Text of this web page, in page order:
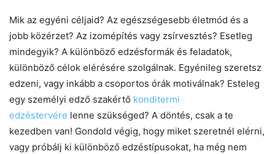
Mik az egyéni céljaid? Az egészségesebb életmód és a
jobb közérzet? Az izomépítés vagy zsírvesztés? Esetleg
mindegyik? A különböző edzésformák és feladatok,
különböző célok elérésére szolgálnak. Egyénileg szeretsz
edzeni, vagy inkább a csoportos órák motiválnak? Esteleg
egy személyi edző szakértő konditermi
edzéstervére lenne szükséged? A döntés, csak a te
kezedben van! Gondold végig, hogy miket szeretnél elérni,
vagy próbálj ki különböző edzéstípusokat, ha még nem